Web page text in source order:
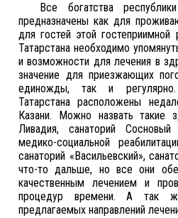
Все богатства
предназначены как для
для гостей этой гостеприимной
Татарстана необходимо
и возможности для лечения в
значение для приезжающих
единожды, так и
Татарстана расположены
Казани. Можно назвать такие
Ливадия, санаторий
медико-социальной
санаторий «Васильевский»,
что-то дальше, но все они
качественным лечением и
процедур времени. А так
предлагаемых направлений